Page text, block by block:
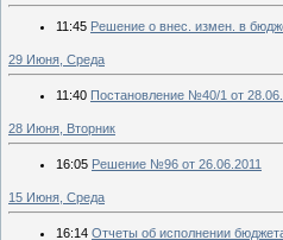
11:45 Решение о внес. измен. в
29 Июня, Среда
11:40 Постановление №40/1 от
28 Июня, Вторник
16:05 Решение №96 от 26.06.2011
15 Июня, Среда
16:14 Отчеты об исполнении